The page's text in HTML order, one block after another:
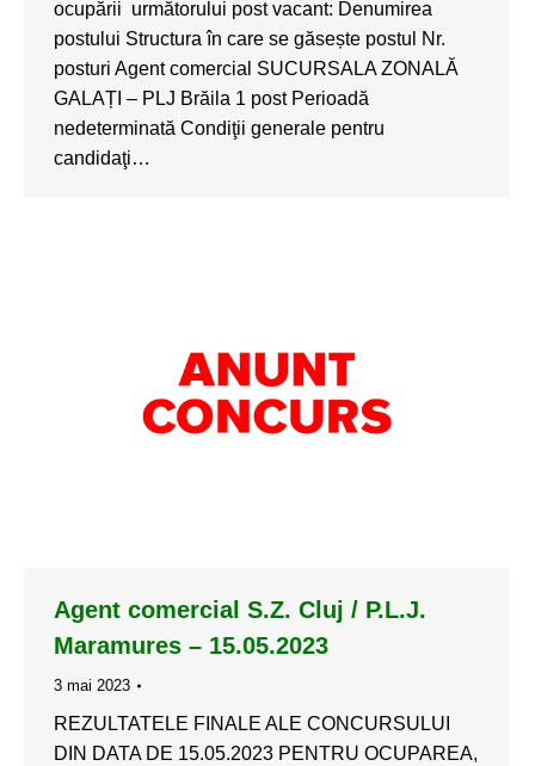
ocupării următorului post vacant: Denumirea
postului Structura în care se găsește postul Nr.
posturi Agent comercial SUCURSALA ZONALĂ
GALAȚI – PLJ Brăila 1 post Perioadă
nedeterminată Condiţii generale pentru
candidaţi…
Agent comercial S.Z. Cluj / P.L.J.
Maramures – 15.05.2023
3 mai 2023
REZULTATELE FINALE ALE CONCURSULUI
DIN DATA DE 15.05.2023 PENTRU OCUPAREA,